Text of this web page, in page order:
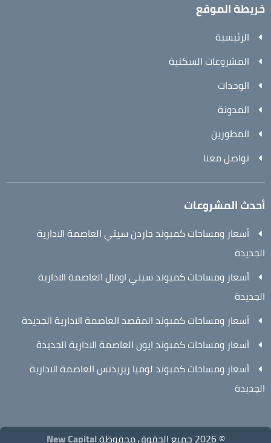
خريطة الموقع
الرئيسية
المشروعات السكنية
الوحدات
المدونة
المطورين
تواصل معنا
أحدث المشروعات
أسعار ومساحات كمبوند جاردن سيتي العاصمة الادارية
الجديدة
أسعار ومساحات كمبوند سيتي اوفال العاصمة الادارية
الجديدة
أسعار ومساحات كمبوند المقصد العاصمة الادارية الجديدة
أسعار ومساحات كمبوند ايون العاصمة الادارية الجديدة
أسعار ومساحات كمبوند لوميا ريزيدنس العاصمة الادارية
الجديدة
© 2026 جميع الحقوق محفوظة New Capital